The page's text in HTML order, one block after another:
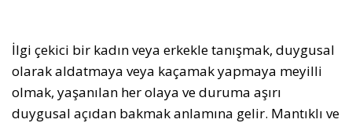
İlgi çekici bir kadın veya erkekle tanışmak, duygusal
olarak aldatmaya veya kaçamak yapmaya meyilli
olmak, yaşanılan her olaya ve duruma aşırı
duygusal açıdan bakmak anlamına gelir. Mantıklı ve